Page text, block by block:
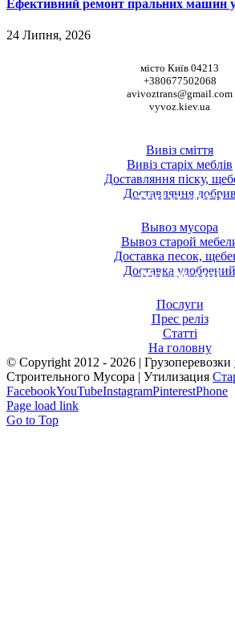
Ефективний ремонт пральних машин
24 Липня, 2026
місто Київ 04213
+380677502068
avivoztrans@gmail.com
vyvoz.kiev.ua
Вивіз сміття
Вивіз старіх меблів
Доставляння піску,
Доставляння добрив
ТОП УСЛУГИ
Вывоз мусора
Вывоз старой
Доставка песок,
Доставка удобрений
ПУБЛІКАЦІЇ
Послуги
Прес реліз
Статті
На головну
© Copyright 2012 - 2026 | Грузоперевозки
Строительного Мусора | Утилизация
FacebookYouTubeInstagramPinterestPhone
Page load link
Go to Top